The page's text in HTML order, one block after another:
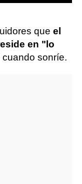
que el
en "lo
cuando sonríe.